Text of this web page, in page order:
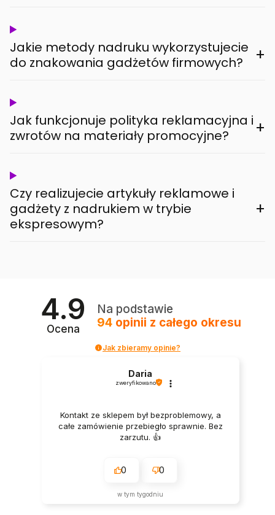
Jakie metody nadruku wykorzystujecie
do znakowania gadżetów firmowych?
+
Jak funkcjonuje polityka reklamacyjna i
zwrotów na materiały promocyjne?
+
Czy realizujecie artykuły reklamowe i
gadżety z nadrukiem w trybie
ekspresowym?
+
4.9
Ocena
Na podstawie
94 opinii z całego okresu
Jak zbieramy opinie?
Daria
zweryfikowano
Kontakt ze sklepem był bezproblemowy, a
całe zamówienie przebiegło sprawnie. Bez
zarzutu. 👍️
0 0
w tym tygodniu